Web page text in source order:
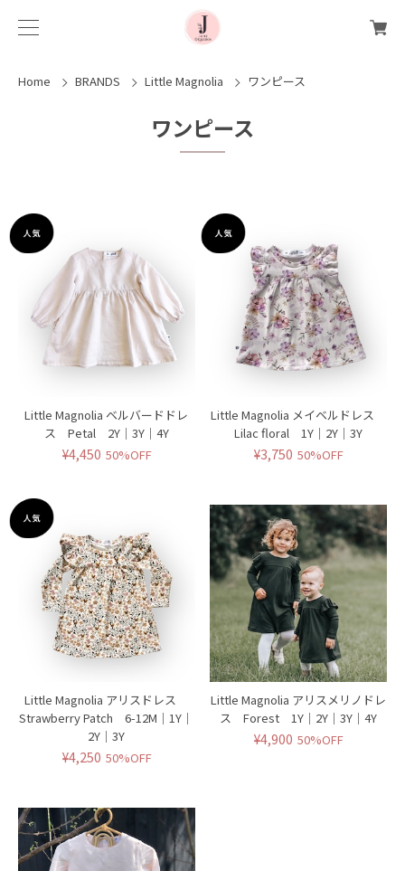
Home BRANDS Little Magnolia ワンピース
ワンピース
Little Magnolia ベルバードドレ
ス Petal 2Y｜3Y｜4Y
¥4,450 50%OFF
Little Magnolia メイベルドレス
Lilac floral 1Y｜2Y｜3Y
¥3,750 50%OFF
Little Magnolia アリスドレス
Strawberry Patch 6-12M｜1Y｜
2Y｜3Y
¥4,250 50%OFF
Little Magnolia アリスメリノドレ
ス Forest 1Y｜2Y｜3Y｜4Y
¥4,900 50%OFF